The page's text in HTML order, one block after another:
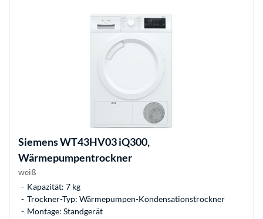
SiemensWT43HV03 iQ300,
Wärmepumpentrockner
weiß
Kapazität: 7 kg
Trockner-Typ: Wärmepumpen-Kondensationstrockner
Montage: Standgerät